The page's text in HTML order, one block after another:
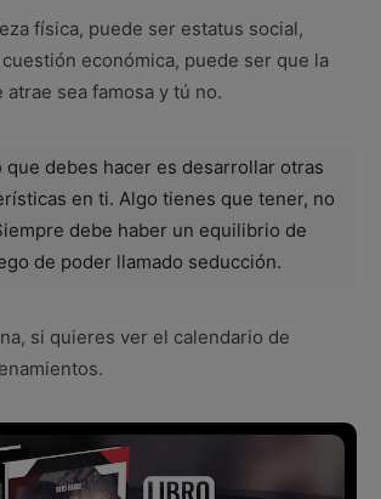
física, puede ser estatus social,
económica, puede ser que la
atrae sea famosa y tú no.
que debes hacer es desarrollar otras
en ti. Algo tienes que tener, no
debe haber un equilibrio de
de poder llamado seducción.
si quieres ver el calendario de